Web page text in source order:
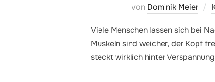
von Dominik Meier
Viele Menschen lassen sich bei
Muskeln sind weicher, der Kopf
steckt wirklich hinter